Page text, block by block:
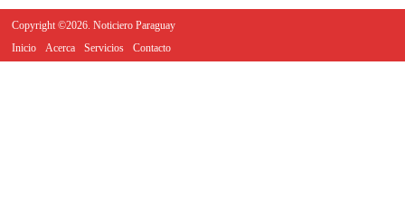
Copyright ©2026. Noticiero Paraguay
Inicio
Acerca Servicios Contacto